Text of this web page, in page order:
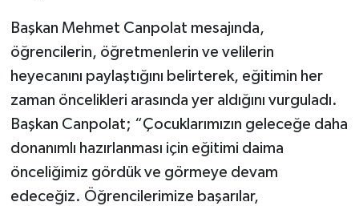
Başkan Mehmet Canpolat mesajında,
öğrencilerin, öğretmenlerin ve velilerin
heyecanını paylaştığını belirterek, eğitimin her
zaman öncelikleri arasında yer aldığını vurguladı.
Başkan Canpolat; “Çocuklarımızın geleceğe daha
donanımlı hazırlanması için eğitimi daima
önceliğimiz gördük ve görmeye devam
edeceğiz. Öğrencilerimize başarılar,